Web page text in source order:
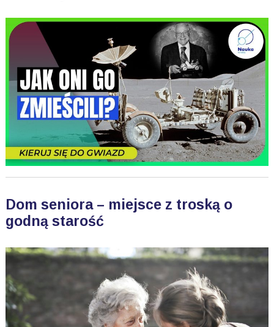
Dom seniora – miejsce z troską o
godną starość